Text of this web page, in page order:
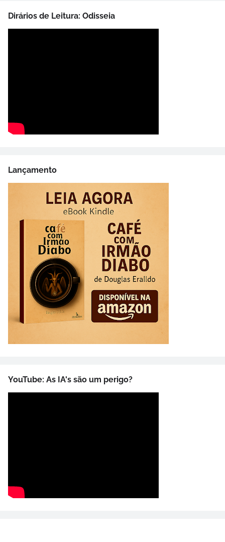
Dirários de Leitura: Odisseia
Lançamento
YouTube: As IA's são um perigo?